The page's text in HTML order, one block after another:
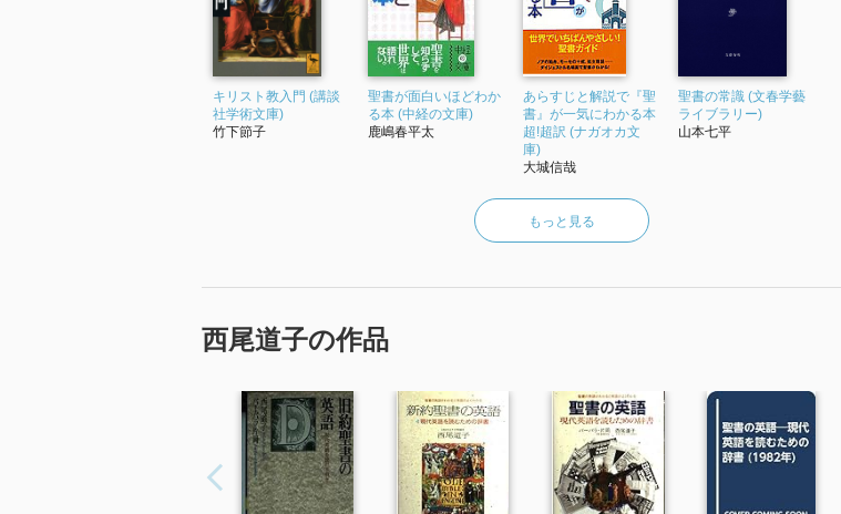
キリスト教入門 (講談
社学術文庫)
竹下節子
聖書が面白いほどわか
る本 (中経の文庫)
鹿嶋春平太
あらすじと解説で『聖
書』が一気にわかる本
超!超訳 (ナガオカ文
庫)
大城信哉
聖書の常識 (文春学藝
ライブラリー)
山本七平
もっと見る
西尾道子の作品